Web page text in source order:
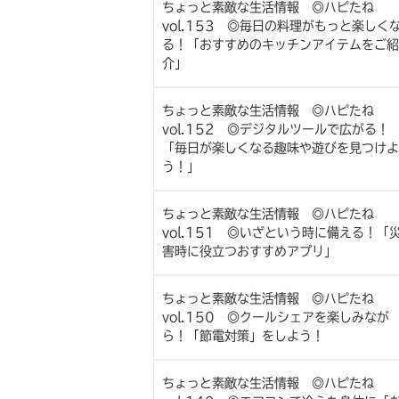
ちょっと素敵な生活情報 ◎ハピたね
vol.153 ◎毎日の料理がもっと楽しく
る！「おすすめのキッチンアイテムをご紹
介」
ちょっと素敵な生活情報 ◎ハピたね
vol.152 ◎デジタルツールで広がる！
「毎日が楽しくなる趣味や遊びを見つけよ
う！」
ちょっと素敵な生活情報 ◎ハピたね
vol.151 ◎いざという時に備える！「
害時に役立つおすすめアプリ」
ちょっと素敵な生活情報 ◎ハピたね
vol.150 ◎クールシェアを楽しみなが
ら！「節電対策」をしよう！
ちょっと素敵な生活情報 ◎ハピたね